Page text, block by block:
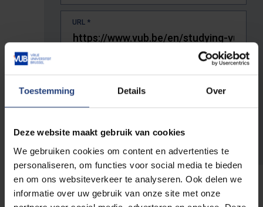
Toestemming Details Over
Deze website maakt gebruik van cookies
We gebruiken cookies om content en advertenties te
personaliseren, om functies voor social media te bieden
en om ons websiteverkeer te analyseren. Ook delen we
informatie over uw gebruik van onze site met onze
URL *
The full URL of the page where you encountered the error.